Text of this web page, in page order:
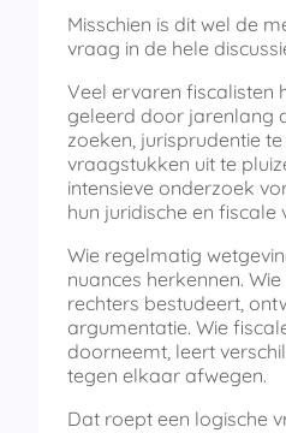
Misschien is dit wel de
vraag in de hele
Veel ervaren fiscalisten
geleerd door jarenlang
zoeken, jurisprudentie
vraagstukken uit te
intensieve onderzoek
hun juridische en fiscale
Wie regelmatig
nuances herkennen.
rechters bestudeert,
argumentatie. Wie
doorneemt, leert
tegen elkaar afwegen.
Dat roept een logische